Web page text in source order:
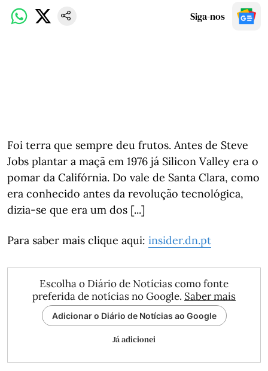
Siga-nos
Foi terra que sempre deu frutos. Antes de Steve
Jobs plantar a maçã em 1976 já Silicon Valley era o
pomar da Califórnia. Do vale de Santa Clara, como
era conhecido antes da revolução tecnológica,
dizia-se que era um dos [...]
Para saber mais clique aqui: insider.dn.pt
Escolha o Diário de Notícias como fonte
preferida de notícias no Google. Saber mais
Adicionar o Diário de Notícias ao Google
Já adicionei